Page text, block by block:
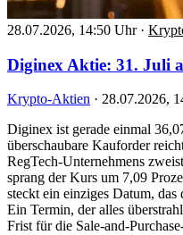
28.07.2026, 14:50 Uhr ·
Diginex Aktie: 31. Juli
Krypto-Aktien · 28.07.2026,
Diginex ist gerade einmal
überschaubare Kauforder
RegTech-Unternehmens
sprang der Kurs um 7,09
steckt ein einziges Datum,
Ein Termin, der alles
Frist für die Sale-and-